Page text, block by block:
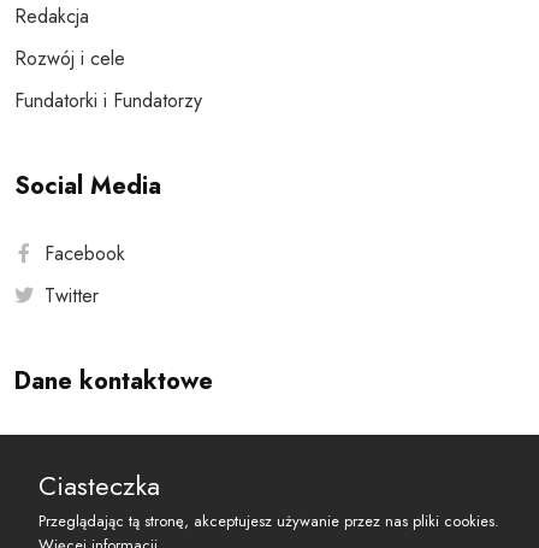
Redakcja
Rozwój i cele
Fundatorki i Fundatorzy
Social Media
Facebook
Twitter
Dane kontaktowe
reset@resetobywatelski.pl
Ciasteczka
Przeglądając tą stronę, akceptujesz używanie przez nas pliki cookies.